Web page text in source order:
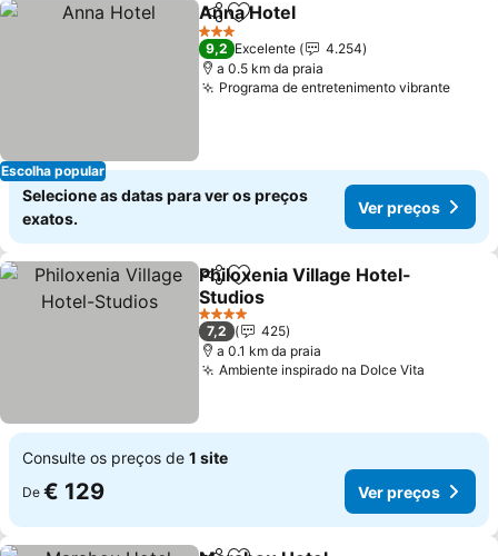
Escolha popular
PartilharAdicionar aos favoritos
Anna Hotel
3 Estrelas
9,2 Excelente
4.254
a 0.5 km da praia
Programa de entretenimento vibrante
Selecione as datas para ver os preços
exatos.
Ver preços
PartilharAdicionar aos favoritos
Philoxenia Village Hotel-
Studios
4 Estrelas
7,2
425
a 0.1 km da praia
Ambiente inspirado na Dolce Vita
Consulte os preços de 1 site
De € 129 Ver preços